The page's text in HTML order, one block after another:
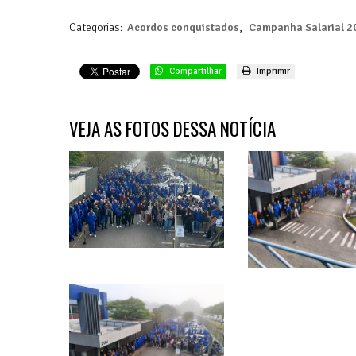
Categorias: Acordos conquistados, Campanha Salarial
Compartilhar Imprimir
VEJA AS FOTOS DESSA NOTÍCIA